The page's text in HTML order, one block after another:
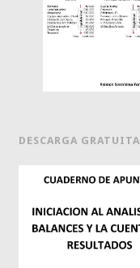
DESCARGA GRATUITA